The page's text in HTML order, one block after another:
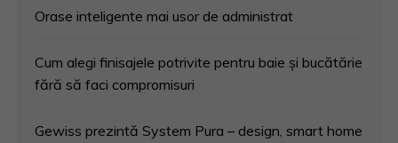
Orase inteligente mai usor de administrat
Cum alegi finisajele potrivite pentru baie și bucătărie
fără să faci compromisuri
Gewiss prezintă System Pura – design, smart home